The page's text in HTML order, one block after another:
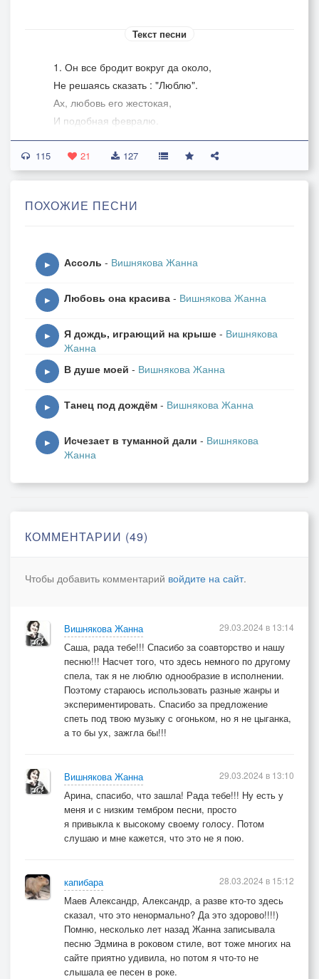
Текст песни
1. Он все бродит вокруг да около,
Не решаясь сказать : "Люблю".
Ах, любовь его жестокая,
И подобная февралю.
2. Не люби парня сердца краешком,
Он твоих недостоин слёз.
А любовь его не всерьёз.
Ведь с другим тебе хоровод.
И бубенчики у ворот.
ПРИПЕВ:
Раскидала карты
Пусть расскажет девице
Ты поверь ей, милая,
Он с другой милуется.
© Copyright: Жанна Вишнякова Арс, 2024
Свидетельство о публикации №124022404956
115 21 127
ПОХОЖИЕ ПЕСНИ
▶ Ассоль - Вишнякова Жанна
▶ Любовь она красива - Вишнякова Жанна
▶ Я дождь, играющий на крыше - Вишнякова
Жанна
▶ В душе моей - Вишнякова Жанна
▶ Танец под дождём - Вишнякова Жанна
▶ Исчезает в туманной дали - Вишнякова
Жанна
КОММЕНТАРИИ (49)
Чтобы добавить комментарий войдите на сайт.
Вишнякова Жанна
Саша, рада тебе!!! Спасибо за соавторство и нашу
песню!!! Насчет того, что здесь немного по другому
спела, так я не люблю однообразие в исполнении.
Поэтому стараюсь использовать разные жанры и
экспериментировать. Спасибо за предложение
спеть под твою музыку с огоньком, но я не цыганка,
а то бы ух, зажгла бы!!!
29.03.2024 в 13:14
Вишнякова Жанна
Арина, спасибо, что зашла! Рада тебе!!! Ну есть у
меня и с низким тембром песни, просто
я привыкла к высокому своему голосу. Потом
слушаю и мне кажется, что это не я пою.
29.03.2024 в 13:10
капибара
Маев Александр, Александр, а разве кто-то здесь
сказал, что это ненормально? Да это здорово!!!!)
Помню, несколько лет назад Жанна записывала
песню Эдмина в роковом стиле, вот тоже многих на
сайте приятно удивила, но потом я что-то не
слышала ее песен в роке.
28.03.2024 в 15:12